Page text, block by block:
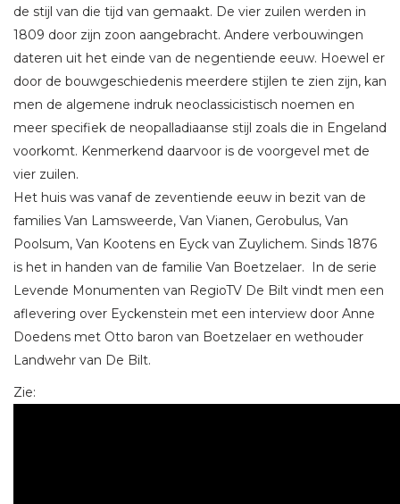
de stijl van die tijd van gemaakt. De vier zuilen werden in
1809 door zijn zoon aangebracht. Andere verbouwingen
dateren uit het einde van de negentiende eeuw. Hoewel er
door de bouwgeschiedenis meerdere stijlen te zien zijn, kan
men de algemene indruk neoclassicistisch noemen en
meer specifiek de neopalladiaanse stijl zoals die in Engeland
voorkomt. Kenmerkend daarvoor is de voorgevel met de
vier zuilen.
Het huis was vanaf de zeventiende eeuw in bezit van de
families Van Lamsweerde, Van Vianen, Gerobulus, Van
Poolsum, Van Kootens en Eyck van Zuylichem. Sinds 1876
is het in handen van de familie Van Boetzelaer. In de serie
Levende Monumenten van RegioTV De Bilt vindt men een
aflevering over Eyckenstein met een interview door Anne
Doedens met Otto baron van Boetzelaer en wethouder
Landwehr van De Bilt.
Zie: